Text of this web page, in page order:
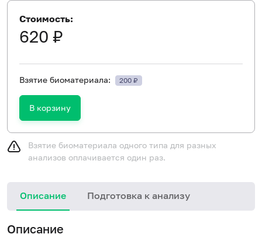
Стоимость:
620 ₽
Взятие биоматериала: 200 ₽
В корзину
Взятие биоматериала одного типа для разных
анализов оплачивается один раз.
Описание Подготовка к анализу
Описание